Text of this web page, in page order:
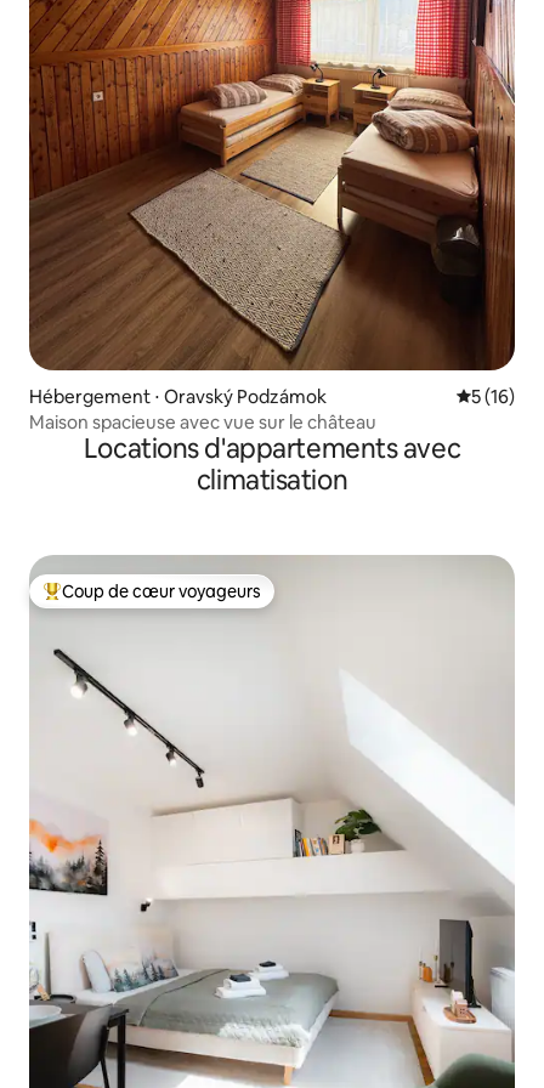
Hébergement ⋅ Oravský Podzámok
5 (16)
Maison spacieuse avec vue sur le château
Locations d'appartements avec
climatisation
Coups de cœur voyageurs les plus appréciés
Coup de cœur voyageurs